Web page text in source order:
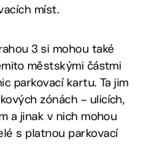
míst.
3 si mohou také
městskými částmi
parkovací kartu. Ta jim
zónách – ulicích,
a jinak v nich mohou
s platnou parkovací